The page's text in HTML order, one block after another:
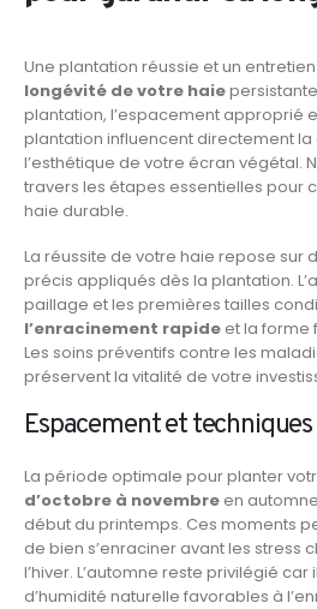
Une plantation réussie et un
longévité de votre haie
plantation, l’espacement approprié
plantation influencent directement la
l’esthétique de votre écran végétal.
travers les étapes essentielles pour
haie durable.
La réussite de votre haie repose sur
précis appliqués dès la plantation.
paillage et les premières tailles
l’enracinement rapide et la forme
Les soins préventifs contre les
préservent la vitalité de votre
Espacement et
La période optimale pour planter
d’octobre à novembre en
début du printemps. Ces moments
de bien s’enraciner avant les stress
l’hiver. L’automne reste privilégié
d’humidité naturelle favorables à